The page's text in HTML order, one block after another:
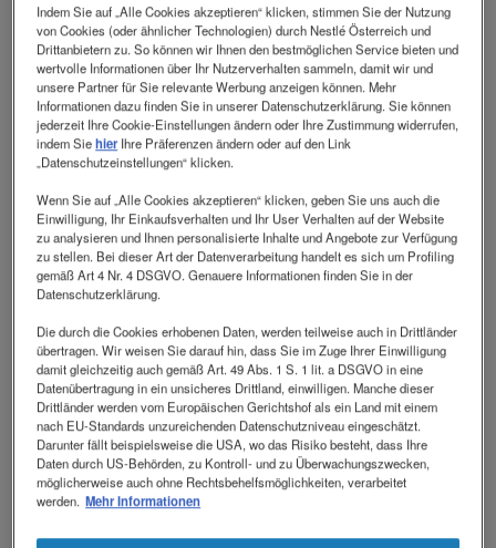
Erklärvideo
In diesem Video erfahren Sie, welche
Ursachen Mangelernährung hat, wie sie
zur Verbesserung der Ernährung ergriffen
werden können.
Indem Sie auf „Alle Cookies akzeptieren“ klicken, stimmen Sie der Nutzung
von Cookies (oder ähnlicher Technologien) durch Nestlé Österreich und
Drittanbietern zu. So können wir Ihnen den bestmöglichen Service bieten und
wertvolle Informationen über Ihr Nutzerverhalten sammeln, damit wir und
unsere Partner für Sie relevante Werbung anzeigen können. Mehr
Informationen dazu finden Sie in unserer Datenschutzerklärung. Sie können
jederzeit Ihre Cookie-Einstellungen ändern oder Ihre Zustimmung widerrufen,
indem SiehierIhre Präferenzen ändern oder auf den Link
„Datenschutzeinstellungen“ klicken.
Wenn Sie auf „Alle Cookies akzeptieren“ klicken, geben Sie uns auch die
Einwilligung, Ihr Einkaufsverhalten und Ihr User Verhalten auf der Website
zu analysieren und Ihnen personalisierte Inhalte und Angebote zur Verfügung
zu stellen. Bei dieser Art der Datenverarbeitung handelt es sich um Profiling
gemäß Art 4 Nr. 4 DSGVO. Genauere Informationen finden Sie in der
Datenschutzerklärung.
Die durch die Cookies erhobenen Daten, werden teilweise auch in Drittländer
übertragen. Wir weisen Sie darauf hin, dass Sie im Zuge Ihrer Einwilligung
damit gleichzeitig auch gemäß Art. 49 Abs. 1 S. 1 lit. a DSGVO in eine
Datenübertragung in ein unsicheres Drittland, einwilligen. Manche dieser
Drittländer werden vom Europäischen Gerichtshof als ein Land mit einem
nach EU-Standards unzureichenden Datenschutzniveau eingeschätzt.
Darunter fällt beispielsweise die USA, wo das Risiko besteht, dass Ihre
Daten durch US-Behörden, zu Kontroll- und zu Überwachungszwecken,
möglicherweise auch ohne Rechtsbehelfsmöglichkeiten, verarbeitet
werden. Mehr Informationen